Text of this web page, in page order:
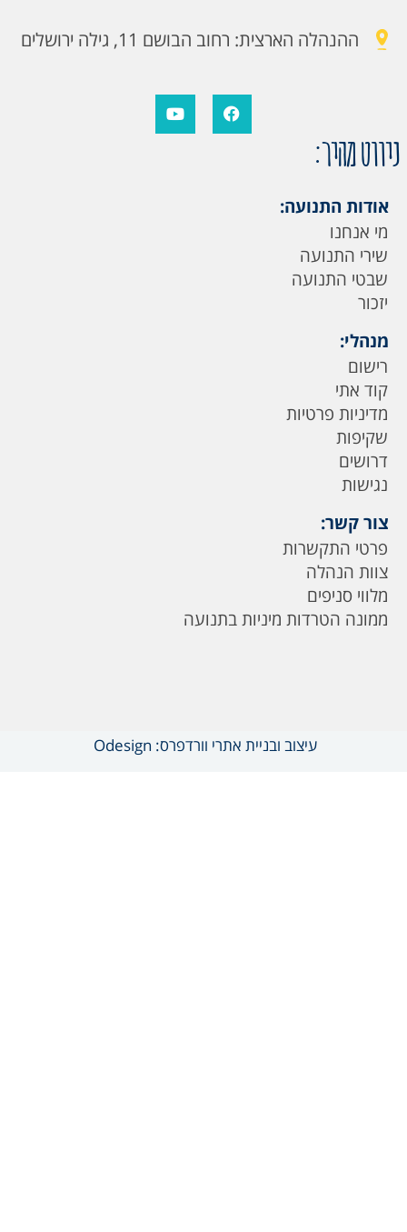
ההנהלה הארצית: רחוב הבושם 11, גילה ירושלים
ניווט מהיר:
אודות התנועה:
מי אנחנו
שירי התנועה
שבטי התנועה
יזכור
מנהלי:
רישום
קוד אתי
מדיניות פרטיות
שקיפות
דרושים
נגישות
צור קשר:
פרטי התקשרות
צוות הנהלה
מלווי סניפים
ממונה הטרדות מיניות בתנועה
עיצוב ובניית אתרי וורדפרס: Odesign